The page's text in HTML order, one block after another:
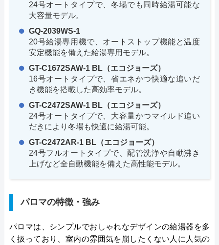
24号オートタイプで、冬場でも同時給湯可能な
大容量モデル。
GQ-2039WS-1
20号給湯専用機で、オートストップ機能と温度
安定機能を備えた給湯専用モデル。
GT-C1672SAW-1 BL（エコジョーズ）
16号オートタイプで、省エネかつ快適な追いだ
き機能を搭載した高効率モデル。
GT-C2472SAW-1 BL（エコジョーズ）
24号オートタイプで、大容量かつマイルド追い
だきにより冬場も快適に給湯可能。
GT-C2472AR-1 BL（エコジョーズ）
24号フルオートタイプで、配管洗浄や自動沸き
上げなど全自動機能を備えた高性能モデル。
パロマの特徴・強み
パロマは、シンプルでおしゃれなデザインの給湯器を多
く扱っており、室内の雰囲気を崩したくない人に人気の